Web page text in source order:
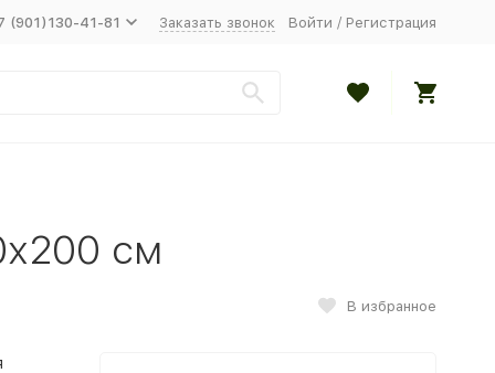
(901)130-41-81 Заказать звонок Войти / Регистрация
см
В избранное